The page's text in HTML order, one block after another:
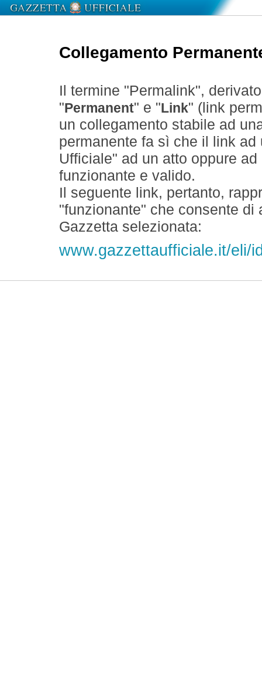
Collegamento
Il termine "Permalink",
" Permanent" e " Link" (link
un collegamento stabile ad
permanente fa sì che il link
Ufficiale" ad un atto oppure
funzionante e valido.
Il seguente link, pertanto,
"funzionante" che consente
Gazzetta selezionata:
www.gazzettaufficiale.it/eli/